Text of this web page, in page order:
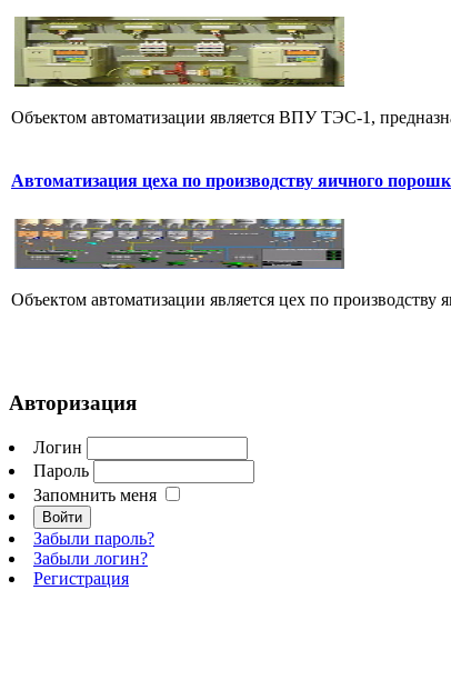
Объектом автоматизации является ВПУ ТЭС-1,
Автоматизация цеха по производству яичного
Объектом автоматизации является цех по
Авторизация
Логин
Пароль
Запомнить меня
Забыли пароль?
Забыли логин?
Регистрация